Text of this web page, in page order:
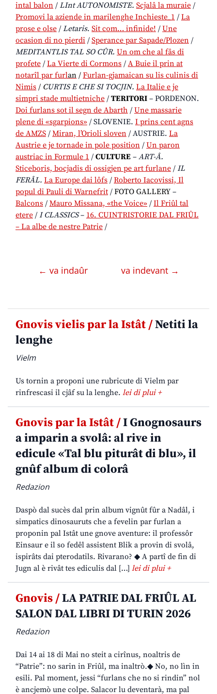
intal balon / LInt AUTONOMISTE. Scjalâ la muraie /
Promovi la aziende in marilenghe Inchieste_1 / La
prose e olse / Letaris. Sit com… infinide! / Une
ocasion di no pierdi / Sperance par Sapade/Plozen /
MEDITANTLIS TAL SO CÛR. Un om che al fâs di
profete / La Vierte di Cormons / A Buie il prin at
notarîl par furlan / Furlan-gjamaican su lis culinis di
Nimis / CURTIS E CHE SI TOCJIN. La Italie e je
simpri stade multietniche / TERITORI – PORDENON.
Doi furlans sot il segn de Abarth / Une massarie
plene di «sgarpions» / SLOVENIE. I prins cent agns
de AMZS / Miran, l’Orioli sloven / AUSTRIE. La
Austrie e je tornade in pole position / Un paron
austriac in Formule 1 / CULTURE – ART-Â.
Sticeboris, bocjadis di ossigjen pe art furlane / IL
FERÂL. La Europe dai lôfs / Roberto Iacovissi, Il
popul di Pauli di Warnefrit / FOTO GALLERY –
Balcons / Mauro Missana, «the Voice» / Il Friûl tal
etere / I CLASSICS– 16. CUINTRISTORIE DAL FRIÛL
– La albe de nestre Patrie /
← va indaûr va indevant →
Gnovis vielis par la Istât /Netiti la
lenghe
Vielm
Us tornin a proponi une rubricute di Vielm par
rinfrescasi il cjâf su la lenghe. lei di plui +
Gnovis par la Istât /I Gnognosaurs
a imparin a svolâ: al rive in
edicule «Tal blu piturât di blu», il
gnûf album di colorâ
Redazion
Daspò dal sucès dal prin album vignût fûr a Nadâl, i
simpatics dinosauruts che a fevelin par furlan a
proponin pal Istât une gnove aventure: il professôr
Einsaur e il so fedêl assistent Blik a provin di svolâ,
ispirâts dai pterodatils. Rivarano? ◆ A partî de fin di
Jugn al è rivât tes ediculis dal […] lei di plui +
Gnovis /LA PATRIE DAL FRIÛL AL
SALON DAL LIBRI DI TURIN 2026
Redazion
Dai 14 ai 18 di Mai no steit a cirînus, noaltris de
“Patrie”: no sarin in Friûl, ma inaltrò.◆ No, no lìn in
esili. Pal moment, jessi “furlans che no si rindin” nol
è ancjemò une colpe. Salacor lu deventarà, ma pal